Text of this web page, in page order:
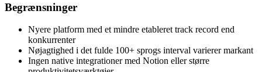
Begrænsninger
Nyere platform med et mindre etableret track record end
konkurrenter
Nøjagtighed i det fulde 100+ sprogs interval varierer markant
Ingen native integrationer med Notion eller større